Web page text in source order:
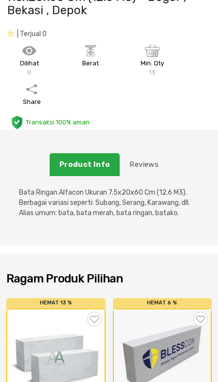
Plafon & Partisi
Aksesoris Dapur
Aksesoris Perabot
Atap & Lantai
Material Alam
Produk Pracetak
Semen & Sejenisnya
Sistem Elektrikal
Lampu & Listrik
Bekasi , Depok
| Terjual 0
Dilihat
0
Berat Min. Qty
13
Share
Transaksi 100% aman
Product Info Reviews
Bata Ringan Alfacon Ukuran 7.5x20x60 Cm (12.6 M3).
Berbagai variasi seperti: Subang, Serang, Karawang, dll.
Alias umum: bata, bata merah, bata ringan, batako.
Ragam Produk Pilihan
HEMAT 13 % HEMAT 6 %